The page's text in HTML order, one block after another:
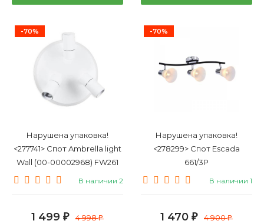
-70%
Нарушена упаковка!
<277741> Спот Ambrella light
Wall (00-00002968) FW261
В наличии 2
1 499 ₽ 4 998₽
-70%
Нарушена упаковка!
<278299> Спот Escada
661/3P
В наличии 1
1 470 ₽ 4 900₽